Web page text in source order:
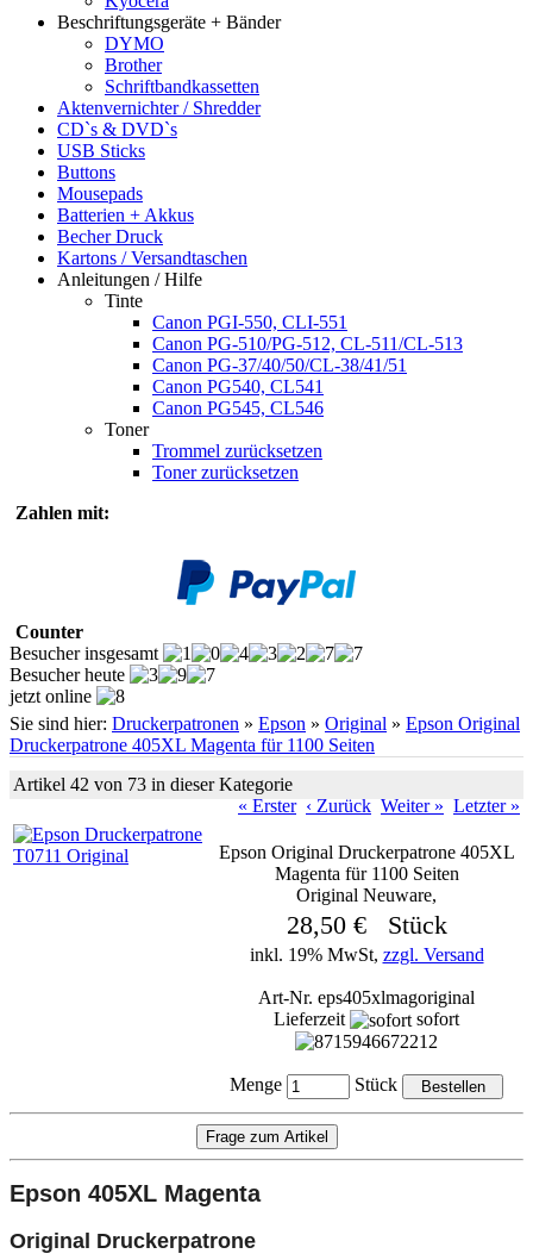
Beschriftungsgeräte + Bänder
DYMO
Brother
Schriftbandkassetten
Aktenvernichter / Shredder
CD`s & DVD`s
USB Sticks
Buttons
Mousepads
Batterien + Akkus
Becher Druck
Kartons / Versandtaschen
Anleitungen / Hilfe
Tinte
Canon PGI-550, CLI-551
Canon PG-510/PG-512, CL-511/CL-513
Canon PG-37/40/50/CL-38/41/51
Canon PG540, CL541
Canon PG545, CL546
Toner
Trommel zurücksetzen
Toner zurücksetzen
Zahlen mit:
Counter
Besucher insgesamt
Besucher heute
jetzt online
Sie sind hier: Druckerpatronen » Epson » Original » Epson Original
Druckerpatrone 405XL Magenta für 1100 Seiten
Artikel 42 von 73 in dieser Kategorie
« Erster ‹ Zurück Weiter » Letzter »
Epson Original Druckerpatrone 405XL
Magenta für 1100 Seiten
Original Neuware,
28,50 € Stück
inkl. 19% MwSt, zzgl. Versand
Art-Nr. eps405xlmagoriginal
Lieferzeit
sofort
Menge Stück
Epson 405XL Magenta
Original Druckerpatrone